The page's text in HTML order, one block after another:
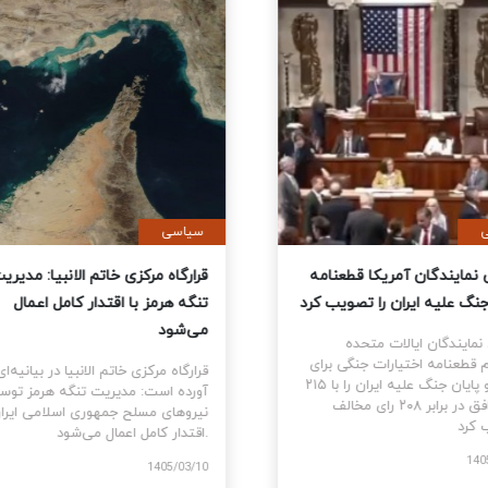
آمریکا قطعنامه
جنگ علیه ایران را تصویب کرد
ایالات متحده
قطعنامه اختیارات جنگی برای
توقف و پایان جنگ علیه ایران را با ۲۱۵
رای موافق در برابر ۲۰۸ رای مخالف
سیاسی
قرارگاه مرکزی خاتم الانبیا:
تنگه هرمز با اقتدار کامل اعمال
می‌شود
قرارگاه مرکزی خاتم الانبیا در
آورده است: مدیریت تنگه هرمز
نیروهای مسلح جمهوری اسلامی
اقتدار کامل اعمال می‌شود.
1405/03/10